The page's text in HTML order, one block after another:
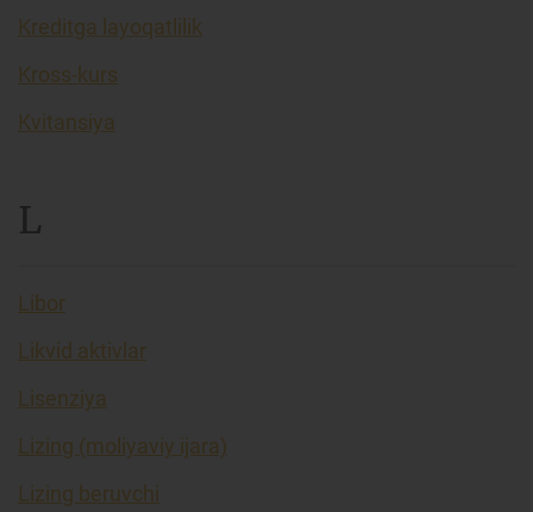
Kreditga layoqatlilik
Kross-kurs
Kvitansiya
L
Libor
Likvid aktivlar
Lisenziya
Lizing (moliyaviy ijara)
Lizing beruvchi